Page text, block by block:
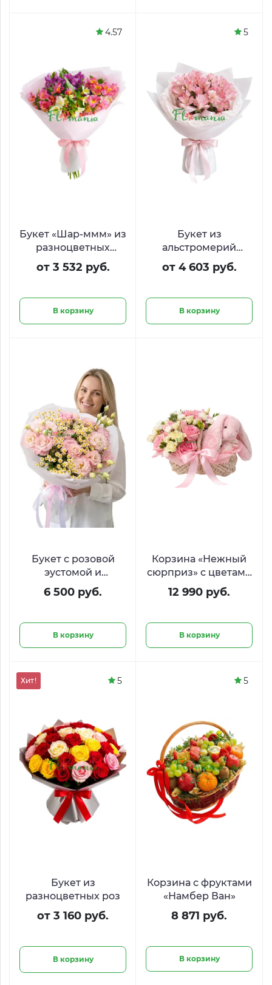
Букет «Шар-ммм» из
разноцветных
альстро
от 3 532 руб.
В корзину
4.57
Букет из
альстромерий
«Розовое сияние»
от 4 603 руб.
В корзину
5
Букет с розовой
эустомой и
ромашками
«Розовый туман»
6 500 руб.
В корзину
Корзина «Нежный
сюрприз» с цветами
и плюшевым
зайцем
12 990 руб.
В корзину
Букет из
разноцветных роз
от 3 160 руб.
В корзину
Хит! 5
Корзина с фруктами
«Намбер Ван»
8 871 руб.
В корзину
5